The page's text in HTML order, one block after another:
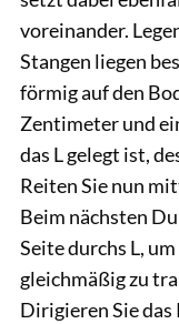
voreinander.
Stangen liegen
förmig auf den
Zentimeter und
das L gelegt ist,
Reiten Sie nun
Beim nächsten
Seite durchs L,
gleichmäßig zu
Dirigieren Sie